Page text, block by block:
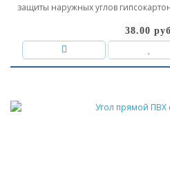
защиты наружных углов
38.00